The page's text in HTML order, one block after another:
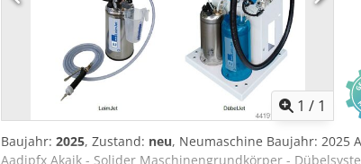
(umschaltbar auf Sekunden oder Stunden) mit individuell
Nachpressfunktion zum Erhöhen oder Reduzieren der
mm Arbeitsabmessungen: Länge min: 150 mm, max:
Nafksask Inkl. Aufpreis für Eilgang-
Werkstückerkennung mit Sensoren in den Pressbalken,
50 mm/Sek., die Sensoren können abgeschaltet werden
Arbeitshöhe 500 mm Standort: Flörsheim Verfügbarkeit:
1 / 1
Baujahr: 2025, Zustand: neu, Neumaschine Baujahr: 2025
Aadjpfx Akajk - Solider Maschinengrundkörper -